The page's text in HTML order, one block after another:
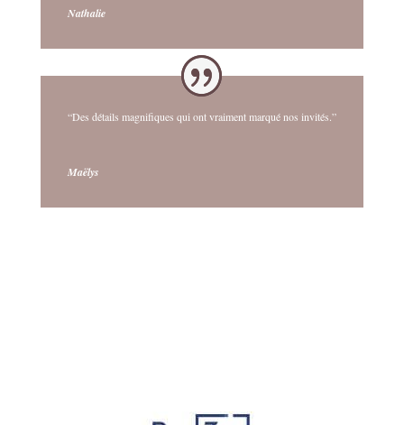
Nathalie
“Des détails magnifiques qui ont vraiment marqué nos invités.”
Maëlys